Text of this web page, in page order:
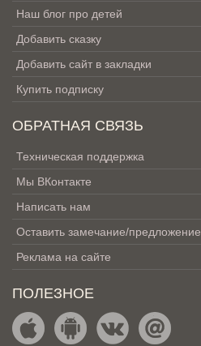
Наш блог про детей
Добавить сказку
Добавить сайт в закладки
Купить подписку
ОБРАТНАЯ СВЯЗЬ
Техническая поддержка
Мы ВКонтакте
Написать нам
Оставить замечание/предложение
Реклама на сайте
ПОЛЕЗНОЕ